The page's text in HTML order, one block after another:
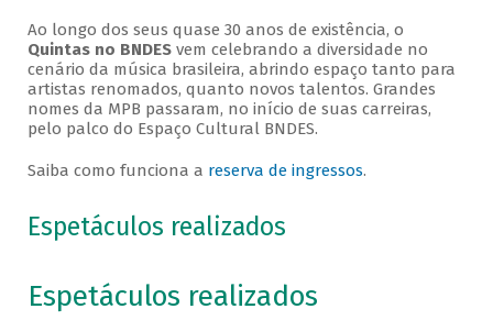
Ao longo dos seus quase 30 anos de existência, o
Quintas no BNDESvem celebrando a diversidade no
cenário da música brasileira, abrindo espaço tanto para
artistas renomados, quanto novos talentos. Grandes
nomes da MPB passaram, no início de suas carreiras,
pelo palco do Espaço Cultural BNDES.
Saiba como funciona a reserva de ingressos.
Espetáculos realizados
Espetáculos realizados